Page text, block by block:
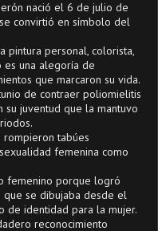
nació el 6 de julio de
convirtió en símbolo del
pintura personal, colorista,
es una alegoría de
que marcaron su vida.​
de contraer poliomielitis
juventud que la mantuvo
rompieron tabúes
femenina como
femenino porque logró
se dibujaba desde el
de identidad para la mujer.
reconocimiento